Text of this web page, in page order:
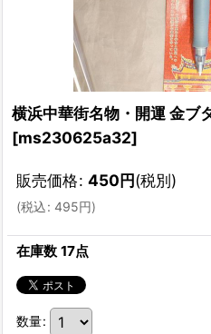
横浜中華街名物・開運 金ブ
[ms230625a32]
販売価格: 450円(税別)
(税込: 495円)
在庫数 17点
数量: